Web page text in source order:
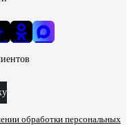
обработки персональных